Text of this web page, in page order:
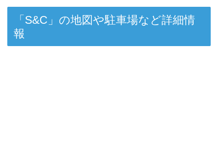
「S&C」の地図や駐車場など詳細情
報